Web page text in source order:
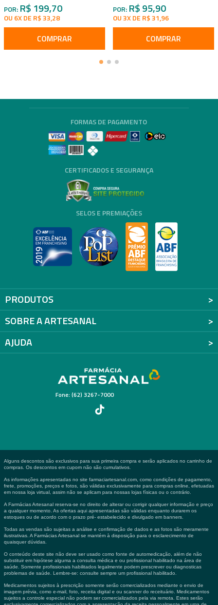
POR: R$ 199,70
OU 6X DE R$ 33,28
COMPRAR
POR: R$ 95,90
OU 3X DE R$ 31,96
COMPRAR
PRODUTOS
SOBRE A ARTESANAL
AJUDA
Fone: (62) 3267-7000
FORMAS DE PAGAMENTO
CERTIFICADOS E SEGURANÇA
SELOS E PREMIAÇÕES
Alguns descontos são exclusivos para sua primeira compra e serão aplicados no carrinho de
compras. Os descontos em cupom não são cumulativos.
As informações apresentadas no site farmaciartesanal.com, como condições de pagamento,
frete, promoções, preços e fotos, são válidas exclusivamente para compras online, efetuadas
em nossa loja virtual, assim não se aplicam para nossas lojas físicas ou o contrário.
A Farmácias Artesanal reserva-se no direito de alterar ou corrigir qualquer informação e preço
a qualquer momento. As ofertas aqui apresentadas são válidas enquanto durarem os
estoques ou de acordo com o prazo pré- estabelecido e divulgado em banners.
Todas as vendas são sujeitas a análise e confirmação de dados e as fotos são meramente
ilustrativas. A Farmácias Artesanal se mantém à disposição para o esclarecimento de
quaisquer dúvidas.
O conteúdo deste site não deve ser usado como fonte de automedicação, além de não
substituir em hipótese alguma a consulta médica e ou profissional habilitado na área de
saúde. Somente profissionais habilitados legalmente podem prescrever ou diagnosticas
problemas de saúde. Lembre-se: consulte sempre um profissional habilitado.
Medicamentos sujeitos à prescrição somente serão comercializados mediante o envio de
imagem prévia, como e-mail, foto, receita digital e ou scanner do receituário. Medicamentos
sujeitos a controle especial não podem ser comercializados pela via remota. Estes serão